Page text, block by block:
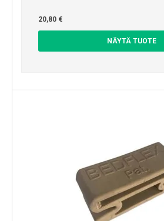
20,80 €
NÄYTÄ TUOTE